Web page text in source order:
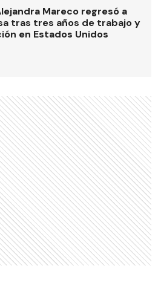
Mareco regresó a
tras tres años de trabajo y
en Estados Unidos